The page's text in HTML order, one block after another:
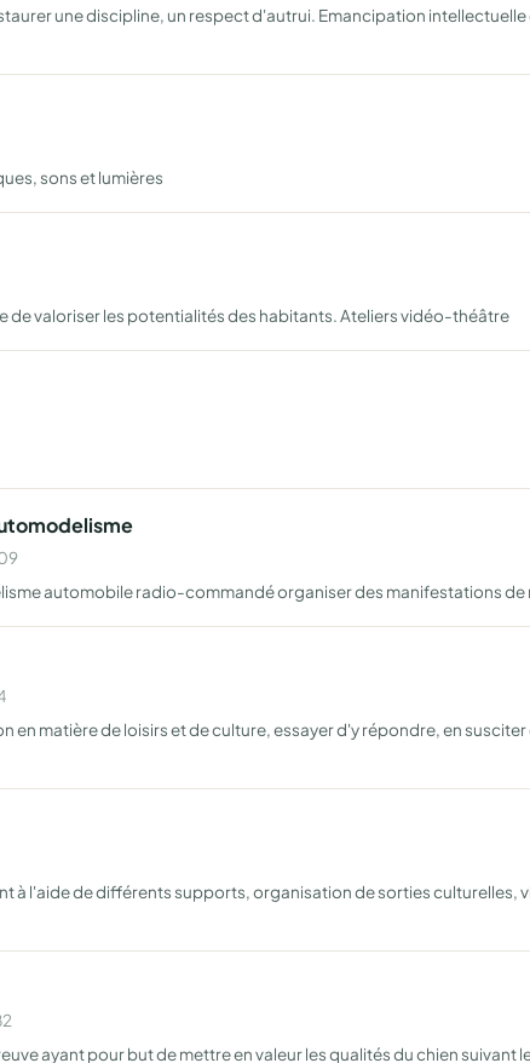
une discipline, un respect d'autrui. Emancipation
sons et lumières
de valoriser les potentialités des habitants. Ateliers vidéo-théâtre
automobile radio-commandé organiser des manifestations
en matière de loisirs et de culture, essayer d'y répondre, en
à l'aide de différents supports, organisation de sorties culturelles,
ayant pour but de mettre en valeur les qualités du chien suivant